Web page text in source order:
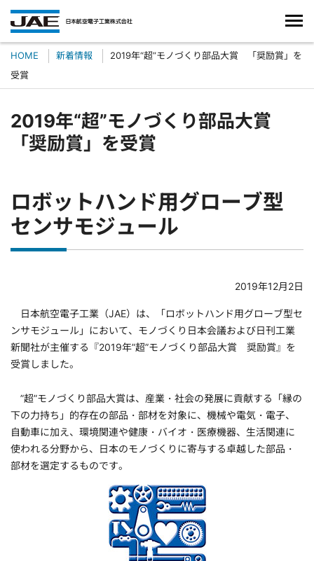
HOME 新着情報
2019年“超”モノづくり部品大賞 「奨励賞」を
受賞
2019年“超”モノづくり部品大賞
「奨励賞」を受賞
ロボットハンド用グローブ型
センサモジュール
2019年12月2日
日本航空電子工業（JAE）は、「ロボットハンド用グローブ型セ
ンサモジュール」において、モノづくり日本会議および日刊工業
新聞社が主催する『2019年”超”モノづくり部品大賞 奨励賞』を
受賞しました。
”超”モノづくり部品大賞は、産業・社会の発展に貢献する「縁の
下の力持ち」的存在の部品・部材を対象に、機械や電気・電子、
自動車に加え、環境関連や健康・バイオ・医療機器、生活関連に
使われる分野から、日本のモノづくりに寄与する卓越した部品・
部材を選定するものです。